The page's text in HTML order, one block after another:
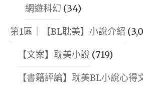
網遊科幻 (34)
第1區｜【BL耽美】小說介紹
【文案】耽美小說 (719)
【書籍評論】耽美BL小說心